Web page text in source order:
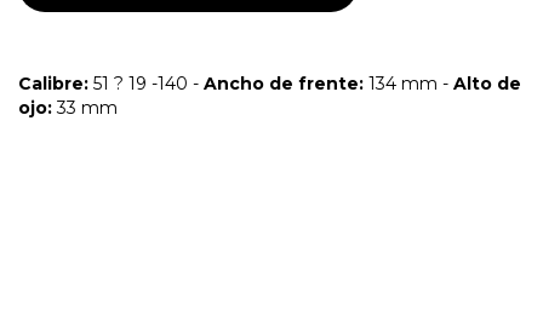
Calibre: 51 ? 19 -140 - Ancho de frente: 134 mm - Alto de
ojo:33 mm